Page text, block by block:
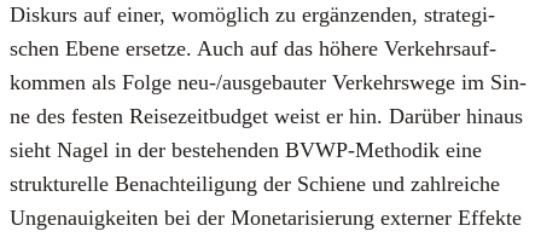
Dis­kurs auf einer, womög­lich zu ergän­zen­den, stra­te­gi­
schen Ebe­ne erset­ze. Auch auf das höhe­re Ver­kehrs­auf­
kom­men als Fol­ge neu-/aus­ge­bau­ter Ver­kehrs­we­ge im Sin­
ne des fes­ten Rei­se­zeit­bud­get weist er hin. Dar­über hin­aus
sieht Nagel in der bestehen­den BVWP-Metho­dik eine
struk­tu­rel­le Benach­tei­li­gung der Schie­ne und zahl­rei­che
Unge­nau­ig­kei­ten bei der Mone­ta­ri­sie­rung exter­ner Effek­te